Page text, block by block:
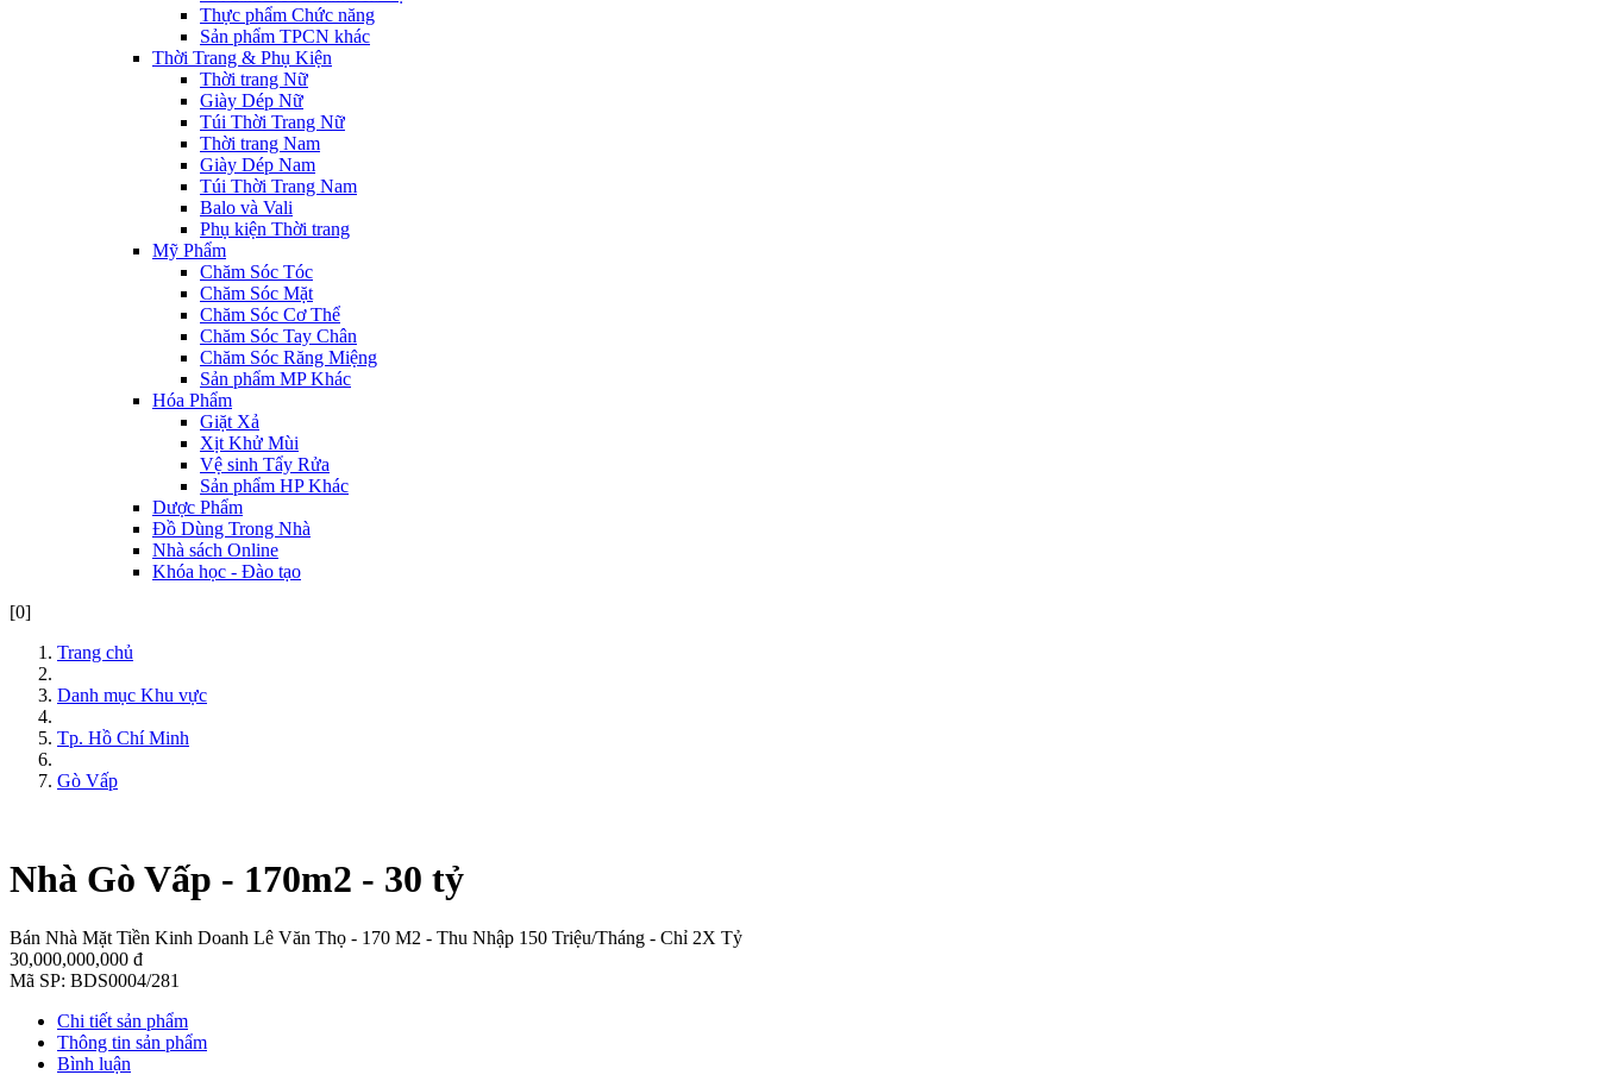
Thực phẩm Chức năng
Sản phẩm TPCN khác
Thời Trang & Phụ Kiện
Thời trang Nữ
Giày Dép Nữ
Túi Thời Trang Nữ
Thời trang Nam
Giày Dép Nam
Túi Thời Trang Nam
Balo và Vali
Phụ kiện Thời trang
Mỹ Phẩm
Chăm Sóc Tóc
Chăm Sóc Mặt
Chăm Sóc Cơ Thể
Chăm Sóc Tay Chân
Chăm Sóc Răng Miệng
Sản phẩm MP Khác
Hóa Phẩm
Giặt Xả
Xịt Khử Mùi
Vệ sinh Tẩy Rửa
Sản phẩm HP Khác
Dược Phẩm
Đồ Dùng Trong Nhà
Nhà sách Online
Khóa học - Đào tạo
[0]
Trang chủ
Danh mục Khu vực
Tp. Hồ Chí Minh
Gò Vấp
Nhà Gò Vấp - 170m2 - 30 tỷ
Bán Nhà Mặt Tiền Kinh Doanh Lê Văn Thọ - 170 M2 - Thu Nhập 150 Triệu/Tháng - Chỉ 2X Tỷ
30,000,000,000 đ
Mã SP: BDS0004/281
Chi tiết sản phẩm
Thông tin sản phẩm
Bình luận